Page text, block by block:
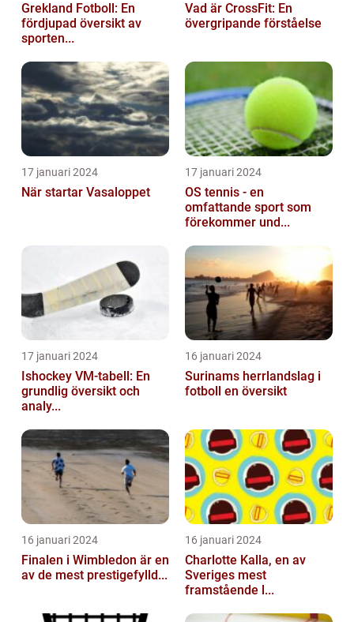
Grekland Fotboll: En
fördjupad översikt av
sporten...
Vad är CrossFit: En
övergripande förståelse
17 januari 2024
När startar Vasaloppet
17 januari 2024
OS tennis - en
omfattande sport som
förekommer und...
17 januari 2024
Ishockey VM-tabell: En
grundlig översikt och
analy...
16 januari 2024
Surinams herrlandslag i
fotboll en översikt
16 januari 2024
Finalen i Wimbledon är en
av de mest prestigefylld...
16 januari 2024
Charlotte Kalla, en av
Sveriges mest
framstående l...